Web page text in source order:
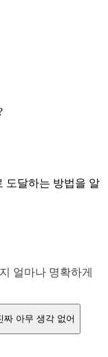
도달하는 방법을 알
얼마나 명확하게
짜 아무 생각 없어